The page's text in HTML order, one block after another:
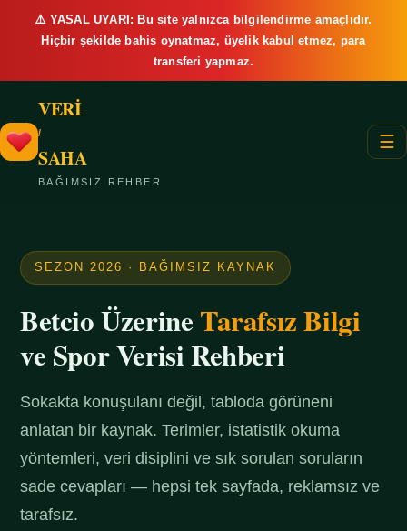
⚠️ YASAL UYARI: Bu site yalnızca bilgilendirme amaçlıdır.
Hiçbir şekilde bahis oynatmaz, üyelik kabul etmez, para
transferi yapmaz.
VERİ
/
SAHA
BAĞIMSIZ REHBER
☰
SEZON 2026 · BAĞIMSIZ KAYNAK
Betcio ÜzerineTarafsız Bilgi
ve Spor Verisi Rehberi
Sokakta konuşulanı değil, tabloda görüneni
anlatan bir kaynak. Terimler, istatistik okuma
yöntemleri, veri disiplini ve sık sorulan soruların
sade cevapları — hepsi tek sayfada, reklamsız ve
tarafsız.